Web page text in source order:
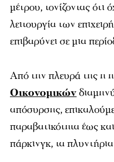
μέτρου, τονίζοντας ότι
λειτουργία των
επιβαρύνει σε μια
Από την πλευρά της η
Οικονομικών
απόσυρσης,
παραβατικότητα έως
πάρκινγκ, τα